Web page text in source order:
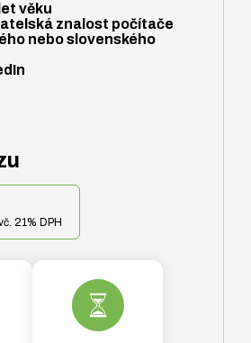
věku
znalost počítače
nebo slovenského
21% DPH